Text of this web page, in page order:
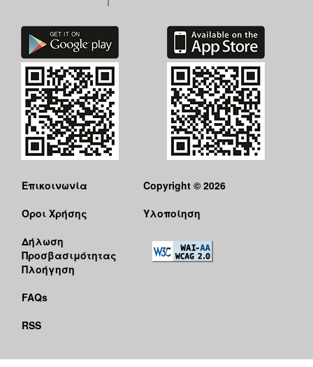
ΠΟΛΙΤΙΣΜΟΣ
ΑΝΘΕΚΤΙΚΗ
ΠΟΛΗ
Επικοινωνία
Όροι Χρήσης
Δήλωση
Προσβασιμότητας
Πλοήγηση
FAQs
RSS
Copyright © 2026
Υλοποίηση